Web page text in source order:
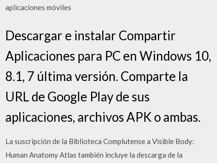
aplicaciones móviles
Descargar e instalar Compartir
Aplicaciones para PC en Windows 10,
8.1, 7 última versión. Comparte la
URL de Google Play de sus
aplicaciones, archivos APK o ambas.
La suscripción de la Biblioteca Complutense a Visible Body:
Human Anatomy Atlas también incluye la descarga de la